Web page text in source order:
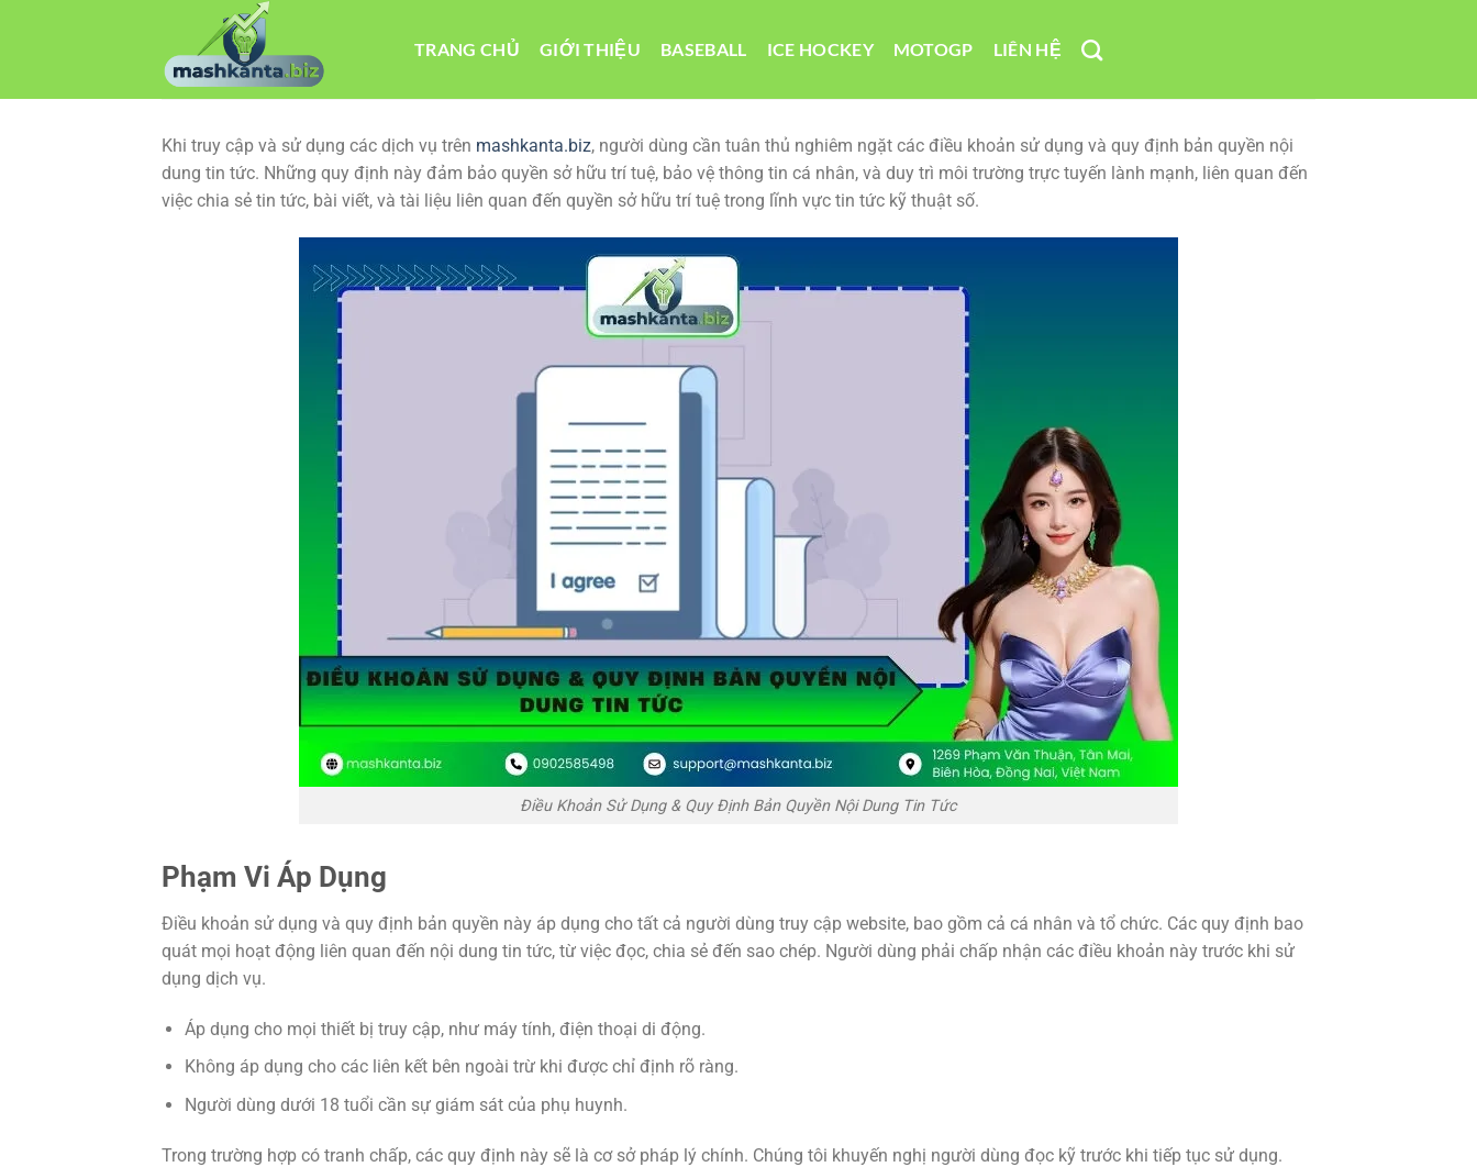
dung
TRANG CHỦ GIỚI THIỆU BASEBALL ICE HOCKEY MOTOGP LIÊN HỆ
Khi truy cập và sử dụng các dịch vụ trên mashkanta.biz, người dùng cần tuân thủ nghiêm ngặt các điều khoản sử dụng và quy định bản quyền nội
dung tin tức. Những quy định này đảm bảo quyền sở hữu trí tuệ, bảo vệ thông tin cá nhân, và duy trì môi trường trực tuyến lành mạnh, liên quan đến
việc chia sẻ tin tức, bài viết, và tài liệu liên quan đến quyền sở hữu trí tuệ trong lĩnh vực tin tức kỹ thuật số.
Điều Khoản Sử Dụng & Quy Định Bản Quyền Nội Dung Tin Tức
Phạm Vi Áp Dụng
Điều khoản sử dụng và quy định bản quyền này áp dụng cho tất cả người dùng truy cập website, bao gồm cả cá nhân và tổ chức. Các quy định bao
quát mọi hoạt động liên quan đến nội dung tin tức, từ việc đọc, chia sẻ đến sao chép. Người dùng phải chấp nhận các điều khoản này trước khi sử
dụng dịch vụ.
Áp dụng cho mọi thiết bị truy cập, như máy tính, điện thoại di động.
Không áp dụng cho các liên kết bên ngoài trừ khi được chỉ định rõ ràng.
Người dùng dưới 18 tuổi cần sự giám sát của phụ huynh.
Trong trường hợp có tranh chấp, các quy định này sẽ là cơ sở pháp lý chính. Chúng tôi khuyến nghị người dùng đọc kỹ trước khi tiếp tục sử dụng.